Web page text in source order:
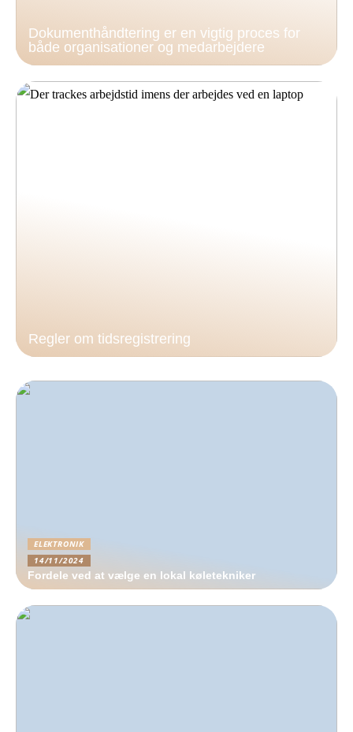
Dokumenthåndtering er en vigtig proces for
både organisationer og medarbejdere
Regler om tidsregistrering
ELEKTRONIK
14/11/2024
Fordele ved at vælge en lokal køletekniker